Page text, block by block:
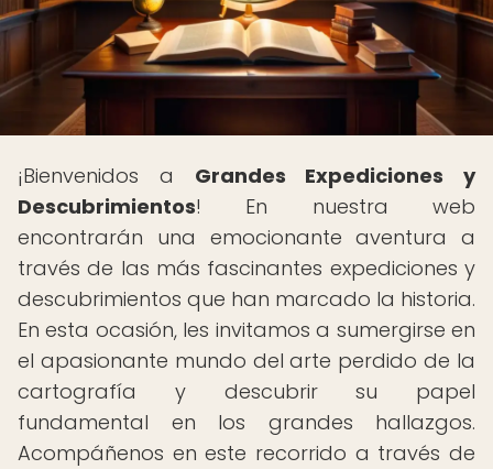
¡Bienvenidos a Grandes Expediciones y
Descubrimientos! En nuestra web
encontrarán una emocionante aventura a
través de las más fascinantes expediciones y
descubrimientos que han marcado la historia.
En esta ocasión, les invitamos a sumergirse en
el apasionante mundo del arte perdido de la
cartografía y descubrir su papel
fundamental en los grandes hallazgos.
Acompáñenos en este recorrido a través de